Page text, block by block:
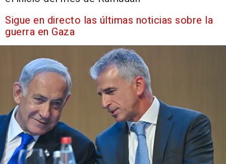
Sigue en directo las últimas noticias sobre la
guerra en Gaza